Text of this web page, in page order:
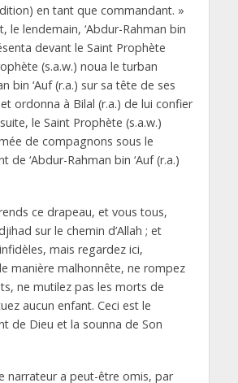
en tant que commandant. »
le lendemain, ‘Abdur-Rahman bin
devant le Saint Prophète
(s.a.w.) noua le turban
bin ‘Auf (r.a.) sur sa tête de ses
ordonna à Bilal (r.a.) de lui confier
le Saint Prophète (s.a.w.)
de compagnons sous le
de ‘Abdur-Rahman bin ‘Auf (r.a.)
ce drapeau, et vous tous,
sur le chemin d’Allah ; et
mais regardez ici,
manière malhonnête, ne rompez
ne mutilez pas les morts de
aucun enfant. Ceci est le
de Dieu et la sounna de Son
narrateur a peut-être omis, par